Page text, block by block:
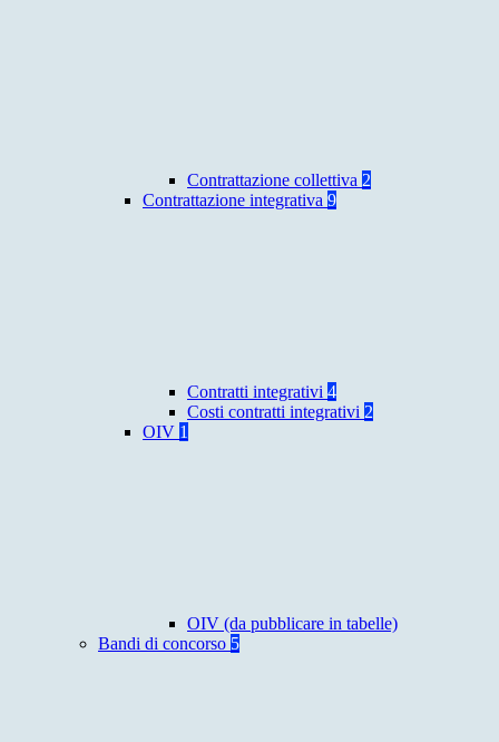
Contrattazione collettiva 2
Contrattazione integrativa 9
Contratti integrativi 4
Costi contratti integrativi 2
OIV 1
OIV (da pubblicare in tabelle)
Bandi di concorso 5